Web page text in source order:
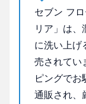
セブン フ
リア」は
に洗い上げ
売されてい
ピングでお
通販され、